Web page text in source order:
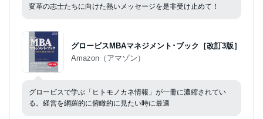
変革の志士たちに向けた熱いメッセージを是非受け止めて！
グロービスMBAマネジメント･ブック［改訂3版］
Amazon（アマゾン）
グロービスで学ぶ「ヒトモノカネ情報」が一冊に濃縮されてい
る。経営を網羅的に俯瞰的に見たい時に最適